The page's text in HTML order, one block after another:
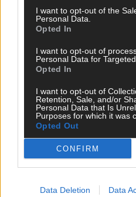
I want to opt-out of the
Personal Data.
Opted In
I want to opt-out of
Personal Data for
Opted In
I want to opt-out of
Retention, Sale, and/or
Personal Data that Is
Purposes for which it was
Opted Out
CONFIRM
Data Deletion Data
SCHNELL ZUM RESSORT
Nachrichten
Ratgeber
Wissen
Kommentar
Streams & Storys